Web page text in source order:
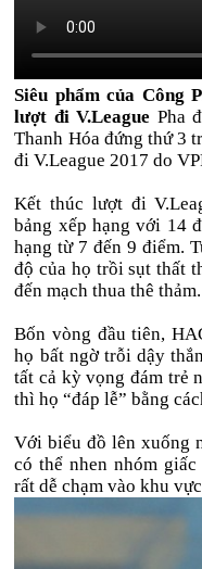
Siêu phẩm của Công
lượt đi V.League Pha
Thanh Hóa đứng thứ 3
đi V.League 2017 do
Kết thúc lượt đi
bảng xếp hạng với 14
hạng từ 7 đến 9 điểm.
độ của họ trồi sụt thất
đến mạch thua thê thảm.
Bốn vòng đầu tiên,
họ bất ngờ trỗi dậy
tất cả kỳ vọng đám trẻ
thì họ “đáp lễ” bằng
Với biểu đồ lên xuống
có thể nhen nhóm
rất dễ chạm vào khu